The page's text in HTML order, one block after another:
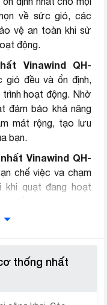
về sức gió, các
vệ an toàn khi sử
động.
Vinawind QH-
đều và ổn định,
hoạt động. Nhờ
đảm bảo khả năng
mát rộng, tạo lưu
bạn.
Vinawind QH-
chế việc va chạm
quạt đang hoạt
gia đình có trẻ con.
thống nhất